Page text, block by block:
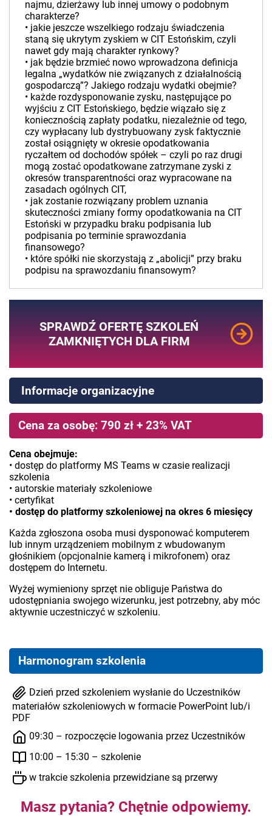
najmu, dzierżawy lub innej umowy o podobnym
charakterze?
•­ jakie jeszcze wszelkiego rodzaju świadczenia
staną się ukrytym zyskiem w CIT Estońskim, czyli
nawet gdy mają charakter rynkowy?
•­ jak będzie brzmieć nowo wprowadzona definicja
legalna „wydatków nie związanych z działalnością
gospodarczą”? Jakiego rodzaju wydatki obejmie?
•­ każde rozdysponowanie zysku, następujące po
wyjściu z CIT Estońskiego, będzie wiązało się z
koniecznością zapłaty podatku, niezależnie od tego,
czy wypłacany lub dystrybuowany zysk faktycznie
został osiągnięty w okresie opodatkowania
ryczałtem od dochodów spółek – czyli po raz drugi
mogą zostać opodatkowane zatrzymane zyski z
okresów transparentności oraz wypracowane na
zasadach ogólnych CIT,
•­ jak zostanie rozwiązany problem uznania
skuteczności zmiany formy opodatkowania na CIT
Estoński w przypadku braku podpisania lub
podpisania po terminie sprawozdania
finansowego?
•­ które spółki nie skorzystają z „abolicji” przy braku
podpisu na sprawozdaniu finansowym?
SPRAWDŹ OFERTĘ SZKOLEŃ
ZAMKNIĘTYCH DLA FIRM
Informacje organizacyjne
Cena za osobę: 790 zł + 23% VAT
Cena obejmuje:
• dostęp do platformy MS Teams w czasie realizacji
szkolenia
• autorskie materiały szkoleniowe
• certyfikat
• dostęp do platformy szkoleniowej na okres 6 miesięcy
Każda zgłoszona osoba musi dysponować komputerem
lub innym urządzeniem mobilnym z wbudowanym
głośnikiem (opcjonalnie kamerą i mikrofonem) oraz
dostępem do Internetu.
Wyżej wymieniony sprzęt nie obliguje Państwa do
udostępniania swojego wizerunku, jest potrzebny, aby móc
aktywnie uczestniczyć w szkoleniu.
Harmonogram szkolenia
Dzień przed szkoleniem wysłanie do Uczestników
materiałów szkoleniowych w formacie PowerPoint lub/i
PDF
09:30 – rozpoczęcie logowania przez Uczestników
10:00 – 15:30 – szkolenie
w trakcie szkolenia przewidziane są przerwy
Masz pytania? Chętnie odpowiemy.